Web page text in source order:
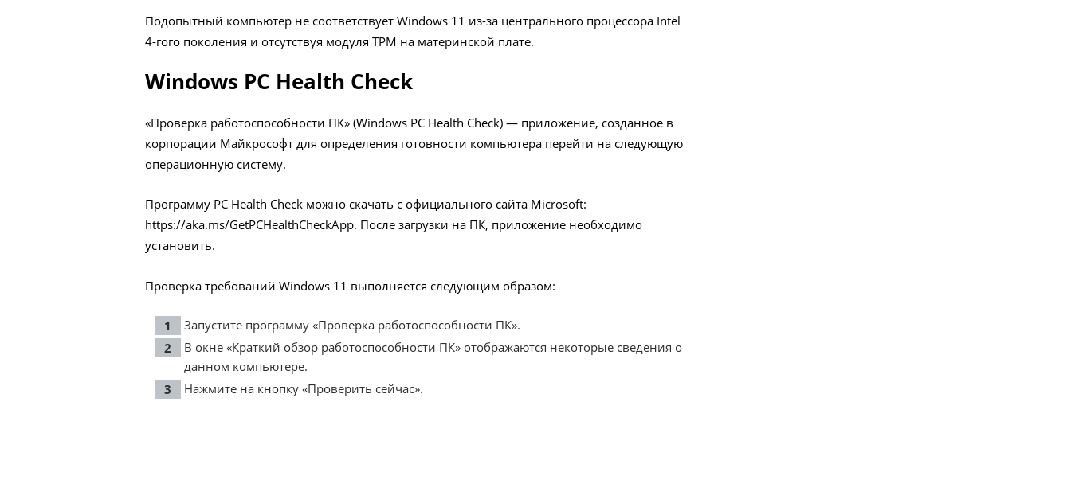
Подопытный компьютер не соответствует Windows 11 из-за центрального процессора Intel
4-гого поколения и отсутствуя модуля TPM на материнской плате.
Windows PC Health Check
«Проверка работоспособности ПК» (Windows PC Health Check) — приложение, созданное в
корпорации Майкрософт для определения готовности компьютера перейти на следующую
операционную систему.
Программу PC Health Check можно скачать с официального сайта Microsoft:
https://aka.ms/GetPCHealthCheckApp. После загрузки на ПК, приложение необходимо
установить.
Проверка требований Windows 11 выполняется следующим образом:
Запустите программу «Проверка работоспособности ПК».
В окне «Краткий обзор работоспособности ПК» отображаются некоторые сведения о
данном компьютере.
Нажмите на кнопку «Проверить сейчас».